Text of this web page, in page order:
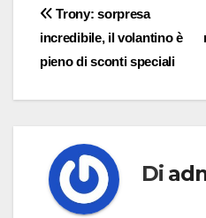
Navigazione
articoli
Trony: sorpresa
incredibile, il volantino è
pieno di sconti speciali
Di